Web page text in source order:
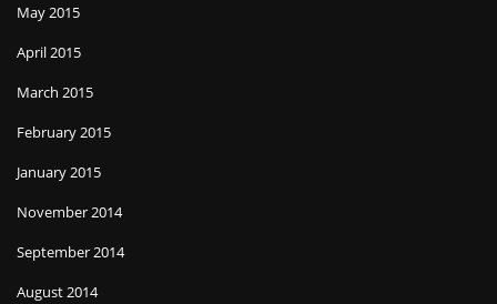
May 2015
April 2015
March 2015
February 2015
January 2015
November 2014
September 2014
August 2014